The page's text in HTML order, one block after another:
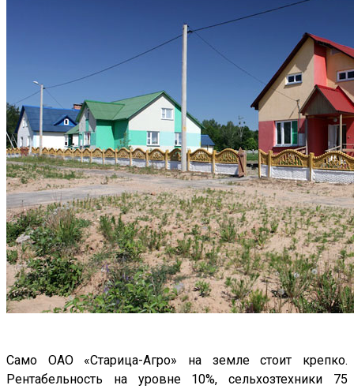
Само ОАО «Старица-Агро» на земле стоит крепко.
Рентабельность на уровне 10%, сельхозтехники 75